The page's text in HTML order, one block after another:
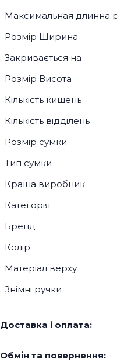
Максимальная длинна
Розмір Ширина
Закривається на
Розмір Висота
Кількість кишень
Кількість відділень
Розмір сумки
Тип сумки
Країна виробник
Категорія
Бренд
Колір
Матеріал верху
Знімні ручки
Доставка і оплата:
Обмін та повернення: